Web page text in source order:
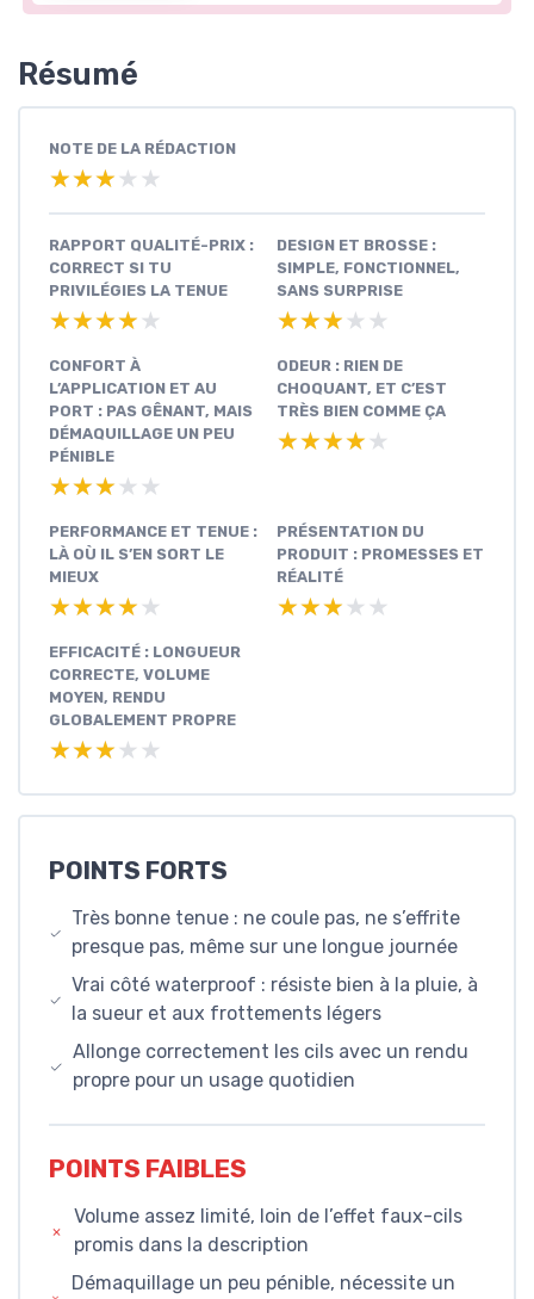
Résumé
NOTE DE LA RÉDACTION
★★★★★
★★★★★
RAPPORT QUALITÉ-PRIX :
CORRECT SI TU
PRIVILÉGIES LA TENUE
★★★★★
★★★★★
DESIGN ET BROSSE :
SIMPLE, FONCTIONNEL,
SANS SURPRISE
★★★★★
★★★★★
CONFORT À
L’APPLICATION ET AU
PORT : PAS GÊNANT, MAIS
DÉMAQUILLAGE UN PEU
PÉNIBLE
★★★★★
★★★★★
ODEUR : RIEN DE
CHOQUANT, ET C’EST
TRÈS BIEN COMME ÇA
★★★★★
★★★★★
PERFORMANCE ET TENUE :
LÀ OÙ IL S’EN SORT LE
MIEUX
★★★★★
★★★★★
PRÉSENTATION DU
PRODUIT : PROMESSES ET
RÉALITÉ
★★★★★
★★★★★
EFFICACITÉ : LONGUEUR
CORRECTE, VOLUME
MOYEN, RENDU
GLOBALEMENT PROPRE
★★★★★
★★★★★
POINTS FORTS
Très bonne tenue : ne coule pas, ne s’effrite
presque pas, même sur une longue journée
Vrai côté waterproof : résiste bien à la pluie, à
la sueur et aux frottements légers
Allonge correctement les cils avec un rendu
propre pour un usage quotidien
POINTS FAIBLES
Volume assez limité, loin de l’effet faux-cils
promis dans la description
Démaquillage un peu pénible, nécessite un